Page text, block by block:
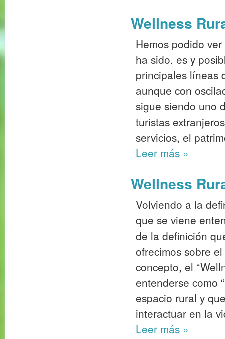
Wellness
Hemos podido
ha sido, es y
principales líneas
aunque con
sigue siendo uno
turistas
servicios, el
Leer más »
Wellness
Volviendo a la
que se viene
de la definición
ofrecimos sobre
concepto, el
entenderse como
espacio rural y
interactuar en la
Leer más »